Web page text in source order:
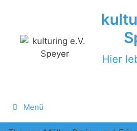
Hier
Menü